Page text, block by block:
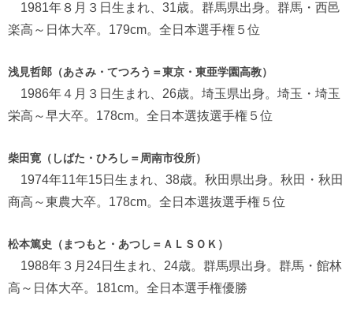
1981年８月３日生まれ、31歳。群馬県出身。群馬・西邑
楽高～日体大卒。179cm。全日本選手権５位
浅見哲郎（あさみ・てつろう＝東京・東亜学園高教）
1986年４月３日生まれ、26歳。埼玉県出身。埼玉・埼玉
栄高～早大卒。178cm。全日本選抜選手権５位
柴田寛（しばた・ひろし＝周南市役所）
1974年11年15日生まれ、38歳。秋田県出身。秋田・秋田
商高～東農大卒。178cm。全日本選抜選手権５位
松本篤史（まつもと・あつし＝ＡＬＳＯＫ）
1988年３月24日生まれ、24歳。群馬県出身。群馬・館林
高～日体大卒。181cm。全日本選手権優勝